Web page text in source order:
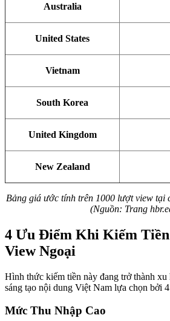
Australia
United States
Vietnam
South Korea
United Kingdom
New Zealand
Bảng giá ước tính trên 1000 lượt view tại
(Nguồn: Trang
4 Ưu Điểm Khi Kiếm Tiền
View Ngoại
Hình thức kiếm tiền này đang trở thành
sáng tạo nội dung Việt Nam lựa chọn bởi
Mức Thu Nhập Cao